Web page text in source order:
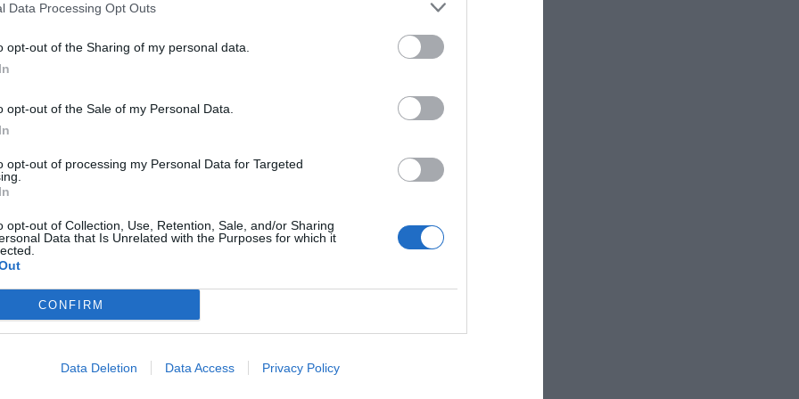
Data Processing Opt Outs
opt-out of the Sharing of my personal data.
opt-out of the Sale of my Personal Data.
opt-out of processing my Personal Data for Targeted
opt-out of Collection, Use, Retention, Sale, and/or Sharing
Data that Is Unrelated with the Purposes for which it
CONFIRM
Data Deletion Data Access Privacy Policy
leur donnera une belle couleur ambrée et une finition
de l’enfournement.
cuisson.
feuilletés à préparer et
ses feuilletés à l’avance. La méthode consiste à les
de les congeler. Sur une plaque, disposez-les en une
hermétique. Cette technique fonctionne avec la
foie gras ou saumon fumé.
minutes à 180 °C. Ils retrouveront leur croustillant en un